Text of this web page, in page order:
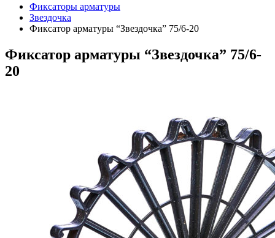
Фиксаторы арматуры
Звездочка
Фиксатор арматуры “Звездочка” 75/6-20
Фиксатор арматуры “Звездочка” 75/6-
20